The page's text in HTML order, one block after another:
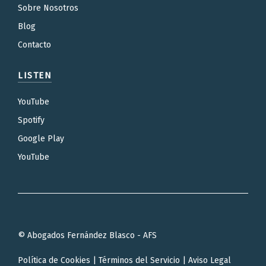
Sobre Nosotros
Blog
Contacto
LISTEN
YouTube
Spotify
Google Play
YouTube
© Abogados Fernández Blasco - AFS
Política de Cookies Términos del Servicio Aviso Legal